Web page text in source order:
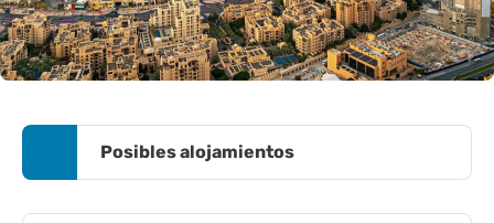
Posibles alojamientos